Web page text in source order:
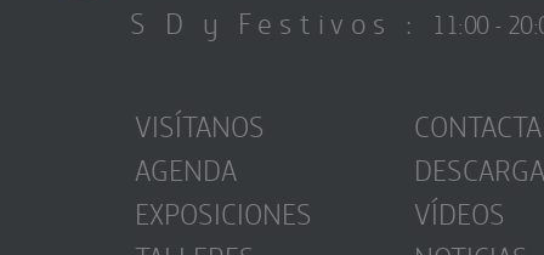
S D y Festivos : 11:00 -
VISÍTANOS
AGENDA
EXPOSICIONES
CONTACTA
VÍDEOS